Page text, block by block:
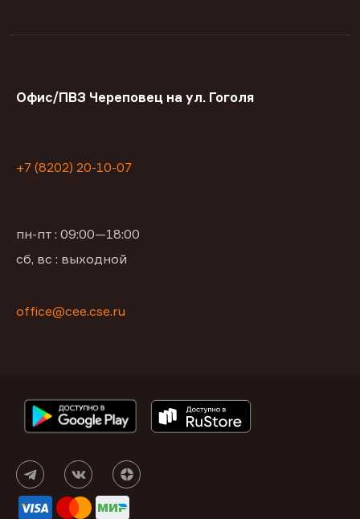
Офис/ПВЗ Череповец на ул. Гоголя
+7 (8202) 20-10-07
пн-пт : 09:00—18:00
сб, вс : выходной
office@сее.cse.ru